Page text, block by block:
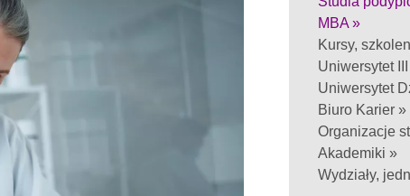
MBA »
Kursy,
Uniwersytet
Uniwersytet
Biuro Karier »
Organizacje
Akademiki »
Wydziały,